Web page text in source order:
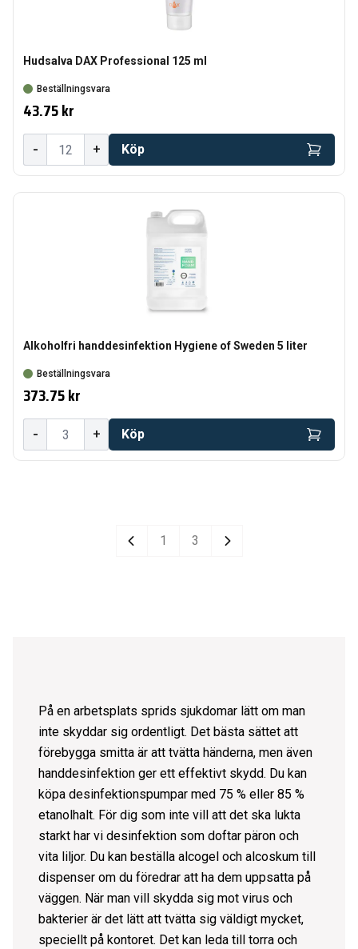
Hudsalva DAX Professional 125 ml
Beställningsvara
43.75 kr
- + Köp
Alkoholfri handdesinfektion Hygiene of Sweden 5 liter
Beställningsvara
373.75 kr
- + Köp
Previous
1 3 Next
På en arbetsplats sprids sjukdomar lätt om man
inte skyddar sig ordentligt. Det bästa sättet att
förebygga smitta är att tvätta händerna, men även
handdesinfektion ger ett effektivt skydd. Du kan
köpa desinfektionspumpar med 75 % eller 85 %
etanolhalt. För dig som inte vill att det ska lukta
starkt har vi desinfektion som doftar päron och
vita liljor. Du kan beställa alcogel och alcoskum till
dispenser om du föredrar att ha dem uppsatta på
väggen. När man vill skydda sig mot virus och
bakterier är det lätt att tvätta sig väldigt mycket,
speciellt på kontoret. Det kan leda till torra och